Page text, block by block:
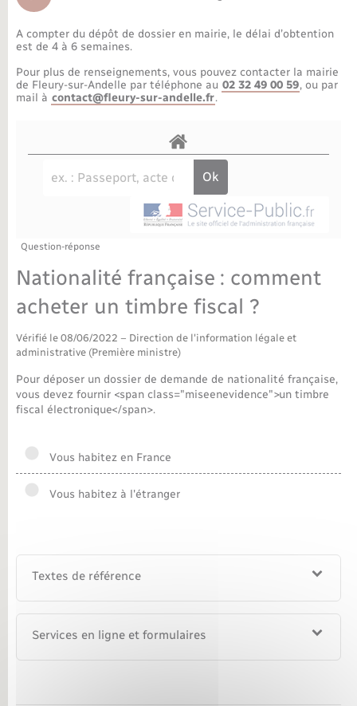
Parrainage civil
Recensement militaire
Petite enfance
Info jeunes
Associations
Bibliothèques
Sport
Tourisme
Nouvel habitant
Numérique
Sécurité - Prévention
Seniors
Bornes de recharge électrique
Travaux - Autorisation d’occupation de l’espace
public
Publications
Agenda
La Communauté de communes
A compter du dépôt de dossier en mairie, le délai d’obtention
est de 4 à 6 semaines.
Pour plus de renseignements, vous pouvez contacter la mairie
de Fleury-sur-Andelle par téléphone au 02 32 49 00 59, ou par
mail à contact@fleury-sur-andelle.fr.
Question-réponse
Nationalité française : comment
acheter un timbre fiscal ?
Vérifié le 08/06/2022 – Direction de l'information légale et
administrative (Première ministre)
Pour déposer un dossier de demande de nationalité française,
vous devez fournir <span class="miseenevidence">un timbre
fiscal électronique</span>.
Vous habitez en France
Vous habitez à l'étranger
Textes de référence
Services en ligne et formulaires